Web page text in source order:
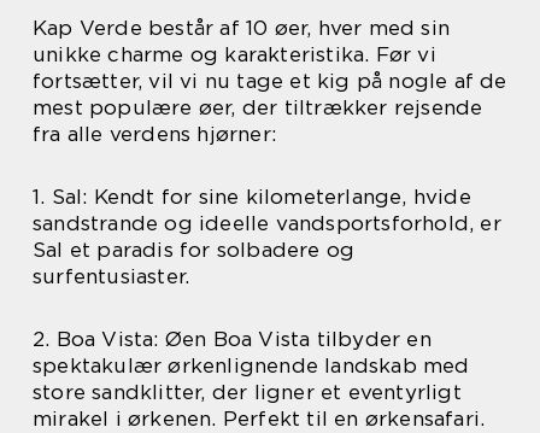
Kap Verde består af 10 øer, hver med sin
unikke charme og karakteristika. Før vi
fortsætter, vil vi nu tage et kig på nogle af de
mest populære øer, der tiltrækker rejsende
fra alle verdens hjørner:
1. Sal: Kendt for sine kilometerlange, hvide
sandstrande og ideelle vandsportsforhold, er
Sal et paradis for solbadere og
surfentusiaster.
2. Boa Vista: Øen Boa Vista tilbyder en
spektakulær ørkenlignende landskab med
store sandklitter, der ligner et eventyrligt
mirakel i ørkenen. Perfekt til en ørkensafari.